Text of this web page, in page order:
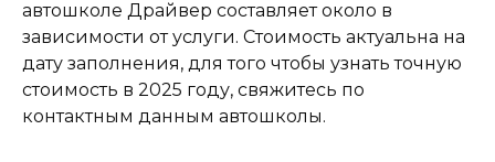
автошколе Драйвер составляет около в
зависимости от услуги. Стоимость актуальна на
дату заполнения, для того чтобы узнать точную
стоимость в 2025 году, свяжитесь по
контактным данным автошколы.